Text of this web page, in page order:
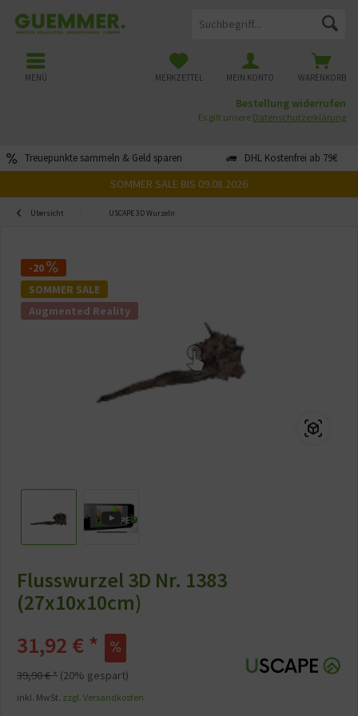
Treuepunkte sammeln & Geld sparen DHL Kostenfrei ab 79€
WARENKORB
MERKZETTEL MEIN KONTO
MENÜ
Bestellung widerrufen
Es gilt unsere Datenschutzerklärung
SOMMER SALE BIS 09.08.2026
Übersicht USCAPE 3D Wurzeln
-20
SOMMER SALE
Augmented Reality
Flusswurzel 3D Nr. 1383
(27x10x10cm)
31,92 € *
39,90 € * (20% gespart)
inkl. MwSt. zzgl. Versandkosten